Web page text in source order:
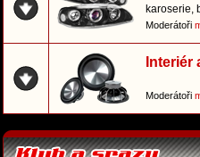
karoserie,
Moderátoři
Interiér
Moderátoři